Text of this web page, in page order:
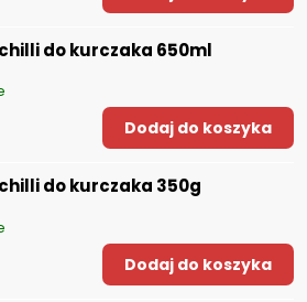
chilli do kurczaka 650ml
Dodaj do koszyka
chilli do kurczaka 350g
Dodaj do koszyka